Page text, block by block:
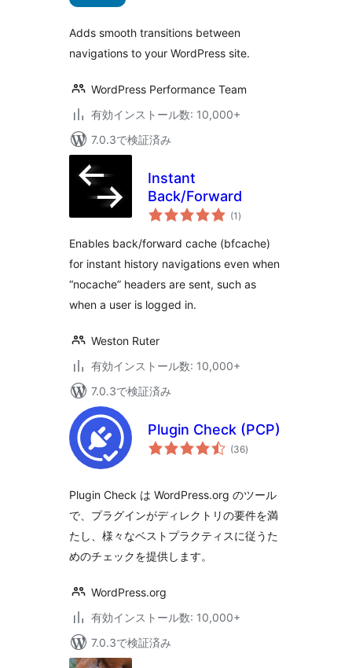
Adds smooth transitions between
navigations to your WordPress site.
WordPress Performance Team
有効インストール数: 10,000+
7.0.3で検証済み
Instant
Back/Forward
(1 個
の
価
)
Enables back/forward cache (bfcache)
for instant history navigations even when
“nocache” headers are sent, such as
when a user is logged in.
Weston Ruter
有効インストール数: 10,000+
7.0.3で検証済み
Plugin Check (PCP)
(36個
の)
Plugin Check は WordPress.org のツール
で、プラグインがディレクトリの要件を満
たし、様々なベストプラクティスに従うた
めのチェックを提供します。
WordPress.org
有効インストール数: 10,000+
7.0.3で検証済み